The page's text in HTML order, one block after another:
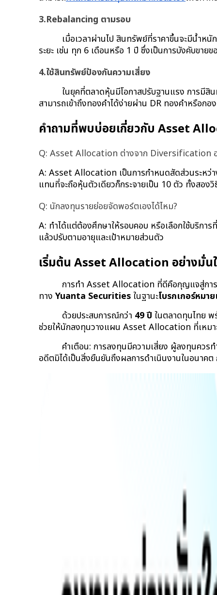
3.Rebalancing ตามรอบ
เมื่อเวลาผ่านไป สินทรัพย์ที่ราคาขึ้นจะมีน้ำห
ระยะ เช่น ทุก 6 เดือนหรือ 1 ปี ซึ่งเป็นการบังคับขาย
4.ใช้สินทรัพย์ป้องกันความเสี่ยง
ในยุคที่ตลาดหุ้นมีโอกาสปรับฐานแรง การมี
สามารถเข้าถึงทองคำได้ง่ายผ่าน DR ทองคำหรือก
คำถามที่พบบ่อยเกี่ยวกับ Asset
Q: Asset Allocation ต่างจาก Diversification อ
A: Asset Allocation เป็นการกำหนดสัดส่วนระหว่
แทนที่จะถือหุ้นตัวเดียวก็กระจายเป็น 10 ตัว ทั้งสอง
Q: นักลงทุนรายย่อยจัดพอร์ตเองได้ไหม?
A: ทำได้แต่ต้องศึกษาให้รอบคอบ หรือเลือกใช้บริกา
แล้วปรับตามอายุและเป้าหมายส่วนตัว
เริ่มต้น Asset Allocation อย่างมั่น
การทำ Asset Allocation ที่ดีคือกุญแจสู่การ
ทาง Yuanta Securities ในฐานะโบรกเกอร์หมา
ด้วยประสบการณ์กว่า 49 ปี ในตลาดทุนไทย
ช่วยให้นักลงทุนวางแผน Asset Allocation ที่เหมา
คำเตือน: การลงทุนมีความเสี่ยง ผู้ลงทุนควร
อดีตมิได้เป็นสิ่งยืนยันถึงผลการดำเนินงานในอนาค